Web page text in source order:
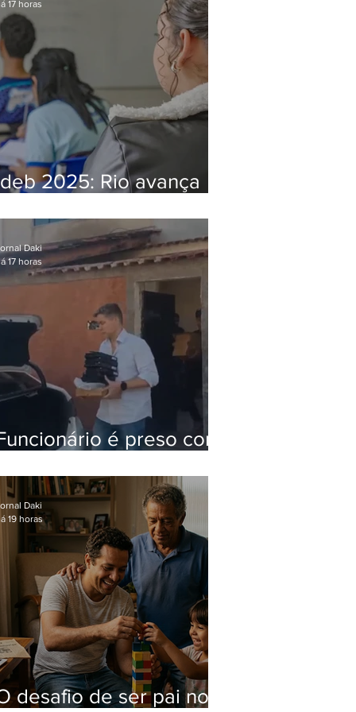
2025: Rio avança
da média nacional
17 horas
é preso com
Hospital do Andaraí
Daki
17 horas
desafio de ser pai no
Daki
19 horas